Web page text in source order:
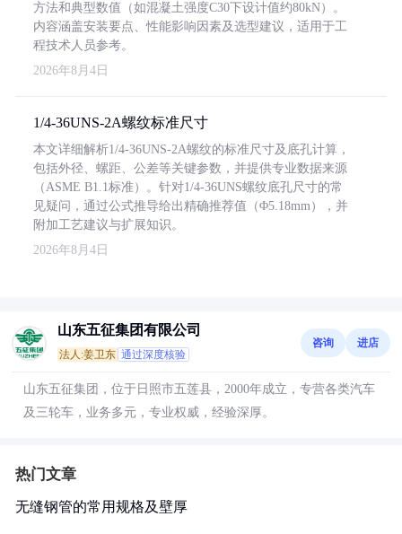
方法和典型数值（如混凝土强度C30下设计值约80kN）。
内容涵盖安装要点、性能影响因素及选型建议，适用于工
程技术人员参考。
2026年8月4日
1/4-36UNS-2A螺纹标准尺寸
本文详细解析1/4-36UNS-2A螺纹的标准尺寸及底孔计算，
包括外径、螺距、公差等关键参数，并提供专业数据来源
（ASME B1.1标准）。针对1/4-36UNS螺纹底孔尺寸的常
见疑问，通过公式推导给出精确推荐值（Φ5.18mm），并
附加工艺建议与扩展知识。
2026年8月4日
山东五征集团有限公司
法人:姜卫东 通过深度核验
咨询 进店
山东五征集团，位于日照市五莲县，2000年成立，专营各类汽车
及三轮车，业务多元，专业权威，经验深厚。
热门文章
无缝钢管的常用规格及壁厚